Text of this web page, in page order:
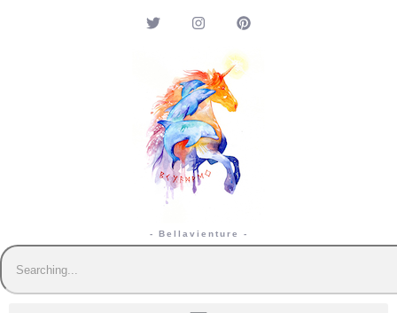
- Bellavienture -